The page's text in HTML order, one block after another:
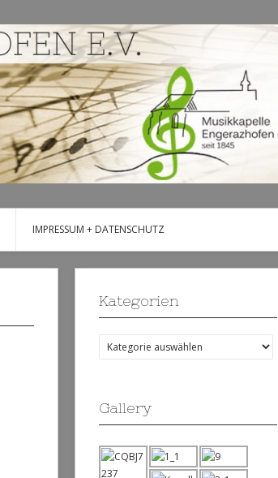
IMPRESSUM + DATENSCHUTZ
Kategorien
Kategorien
Gallery